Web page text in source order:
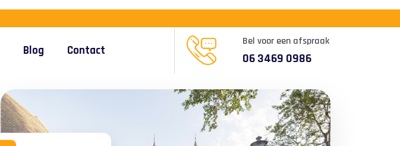
Blog Contact
Bel voor een afspraak
06 3469 0986